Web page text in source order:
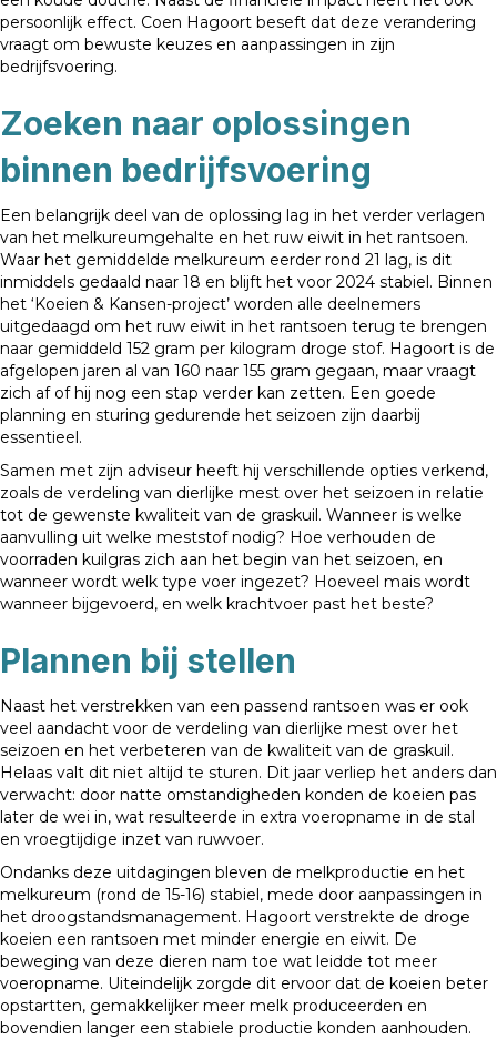
persoonlijk effect. Coen Hagoort beseft dat deze verandering
vraagt om bewuste keuzes en aanpassingen in zijn
bedrijfsvoering.
Zoeken naar oplossingen
binnen bedrijfsvoering
Een belangrijk deel van de oplossing lag in het verder verlagen
van het melkureumgehalte en het ruw eiwit in het rantsoen.
Waar het gemiddelde melkureum eerder rond 21 lag, is dit
inmiddels gedaald naar 18 en blijft het voor 2024 stabiel. Binnen
het ‘Koeien & Kansen-project’ worden alle deelnemers
uitgedaagd om het ruw eiwit in het rantsoen terug te brengen
naar gemiddeld 152 gram per kilogram droge stof. Hagoort is de
afgelopen jaren al van 160 naar 155 gram gegaan, maar vraagt
zich af of hij nog een stap verder kan zetten. Een goede
planning en sturing gedurende het seizoen zijn daarbij
essentieel.
Samen met zijn adviseur heeft hij verschillende opties verkend,
zoals de verdeling van dierlijke mest over het seizoen in relatie
tot de gewenste kwaliteit van de graskuil. Wanneer is welke
aanvulling uit welke meststof nodig? Hoe verhouden de
voorraden kuilgras zich aan het begin van het seizoen, en
wanneer wordt welk type voer ingezet? Hoeveel mais wordt
wanneer bijgevoerd, en welk krachtvoer past het beste?
Plannen bij stellen
Naast het verstrekken van een passend rantsoen was er ook
veel aandacht voor de verdeling van dierlijke mest over het
seizoen en het verbeteren van de kwaliteit van de graskuil.
Helaas valt dit niet altijd te sturen. Dit jaar verliep het anders dan
verwacht: door natte omstandigheden konden de koeien pas
later de wei in, wat resulteerde in extra voeropname in de stal
en vroegtijdige inzet van ruwvoer.
Ondanks deze uitdagingen bleven de melkproductie en het
melkureum (rond de 15-16) stabiel, mede door aanpassingen in
het droogstandsmanagement. Hagoort verstrekte de droge
koeien een rantsoen met minder energie en eiwit. De
beweging van deze dieren nam toe wat leidde tot meer
voeropname. Uiteindelijk zorgde dit ervoor dat de koeien beter
opstartten, gemakkelijker meer melk produceerden en
bovendien langer een stabiele productie konden aanhouden.